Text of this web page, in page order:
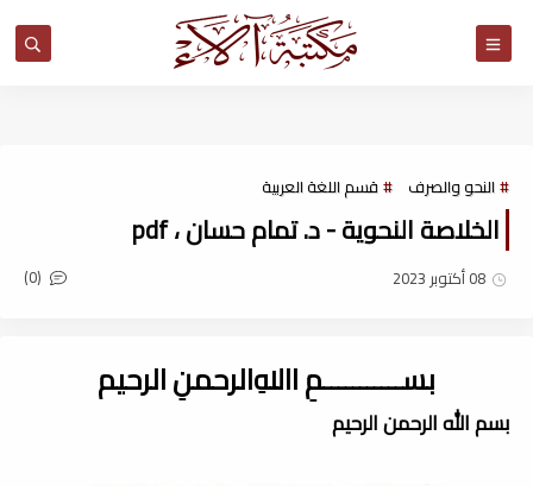
النحو والصرف قسم اللغة العربية
الخلاصة النحوية - د. تمام حسان ، pdf
08 أكتوبر 2023 (0)
بســـــــــــمِ اﷲِالرحمنِ الرحيم
بسم الله الرحمن الرحيم